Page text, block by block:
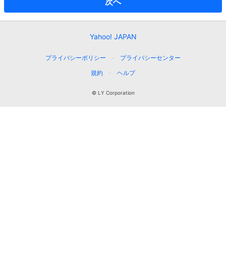
Yahoo! JAPAN
プライバシーポリシー
プライバシーセンター
規約
ヘルプ
© LY Corporation